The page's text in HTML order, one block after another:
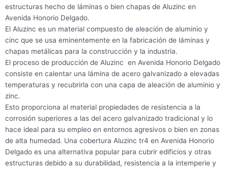
estructuras hecho de láminas o bien chapas de Aluzinc en
Avenida Honorio Delgado.
El Aluzinc es un material compuesto de aleación de aluminio y
cinc que se usa eminentemente en la fabricación de láminas y
chapas metálicas para la construcción y la industria.
El proceso de producción de Aluzinc en Avenida Honorio Delgado
consiste en calentar una lámina de acero galvanizado a elevadas
temperaturas y recubrirla con una capa de aleación de aluminio y
zinc.
Esto proporciona al material propiedades de resistencia a la
corrosión superiores a las del acero galvanizado tradicional y lo
hace ideal para su empleo en entornos agresivos o bien en zonas
de alta humedad. Una cobertura Aluzinc tr4 en Avenida Honorio
Delgado es una alternativa popular para cubrir edificios y otras
estructuras debido a su durabilidad, resistencia a la intemperie y